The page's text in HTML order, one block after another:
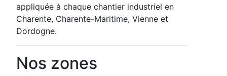
appliquée à chaque chantier industriel en
Charente, Charente-Maritime, Vienne et
Dordogne.
Nos zones